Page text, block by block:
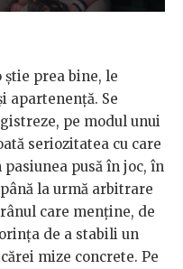
prea bine, le
apartenență. Se
pe modul unui
seriozitatea cu care
pusă în joc, în
la urmă arbitrare
care menține, de
de a stabili un
mize concrete. Pe